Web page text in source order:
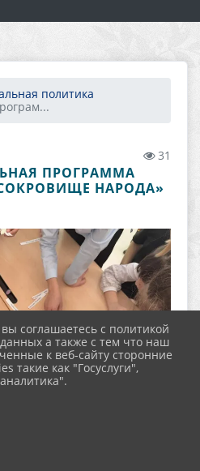
политика
31
ПРОГРАММА
НАРОДА»
соглашаетесь с политикой
а также с тем что наш
к веб-сайту сторонние
такие как "Госуслуги",